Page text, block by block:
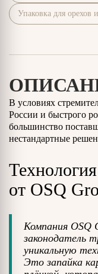
Упаковка для орехов
В условиях
России и быстрого
большинство
нестандартные
от OSQ
Компания OSQ
законодатель
уникальную
Это запайка